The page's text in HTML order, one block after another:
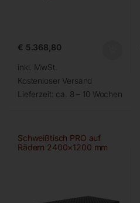
€ 5.368,80
inkl. MwSt.
Kostenloser Versand
Lieferzeit: ca. 8 – 10 Wochen
Schweißtisch PRO auf
Rädern 2400×1200 mm